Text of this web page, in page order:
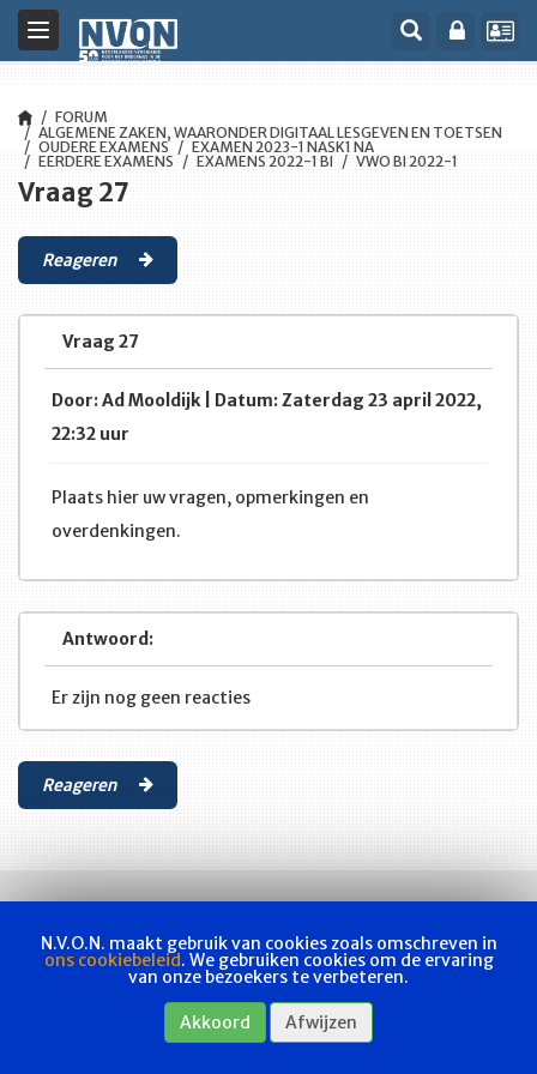
Toggle
navigation
FORUM
ALGEMENE ZAKEN, WAARONDER DIGITAAL LESGEVEN EN TOETSEN
OUDERE EXAMENS
EXAMEN 2023-1 NASK1 NA
EERDERE EXAMENS
EXAMENS 2022-1 BI VWO BI 2022-1
Vraag 27
Reageren
Vraag 27
Door: Ad Mooldijk | Datum: Zaterdag 23 april 2022,
22:32 uur
Plaats hier uw vragen, opmerkingen en
overdenkingen.
Antwoord:
Er zijn nog geen reacties
Reageren
Actueel Les & examen Bladen
Privacyverklaring
N.V.O.N. maakt gebruik van cookies zoals omschreven in
ons cookiebeleid. We gebruiken cookies om de ervaring
van onze bezoekers te verbeteren.
Akkoord Afwijzen